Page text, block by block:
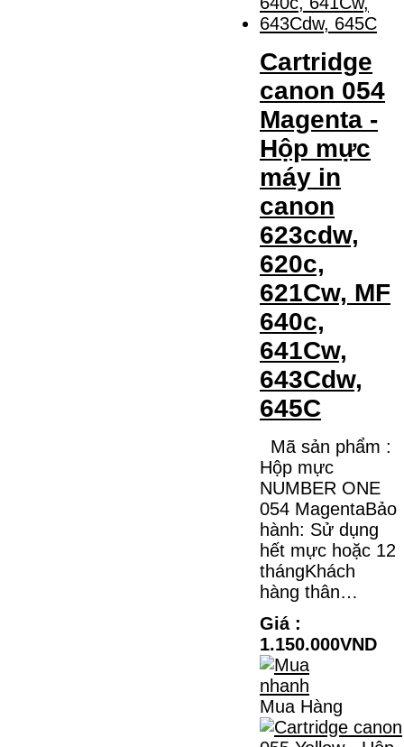
Cartridge
canon 054
Magenta -
Hộp mực
máy in
canon
623cdw,
620c,
621Cw, MF
640c,
641Cw,
643Cdw,
645C
Mã sản phẩm :
Hộp mực
NUMBER ONE
054 MagentaBảo
hành: Sử dụng
hết mực hoặc 12
thángKhách
hàng thân…
Giá :
1.150.000VND
Mua Hàng